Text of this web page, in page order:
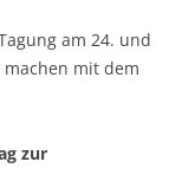
am 24. und
mit dem
zur